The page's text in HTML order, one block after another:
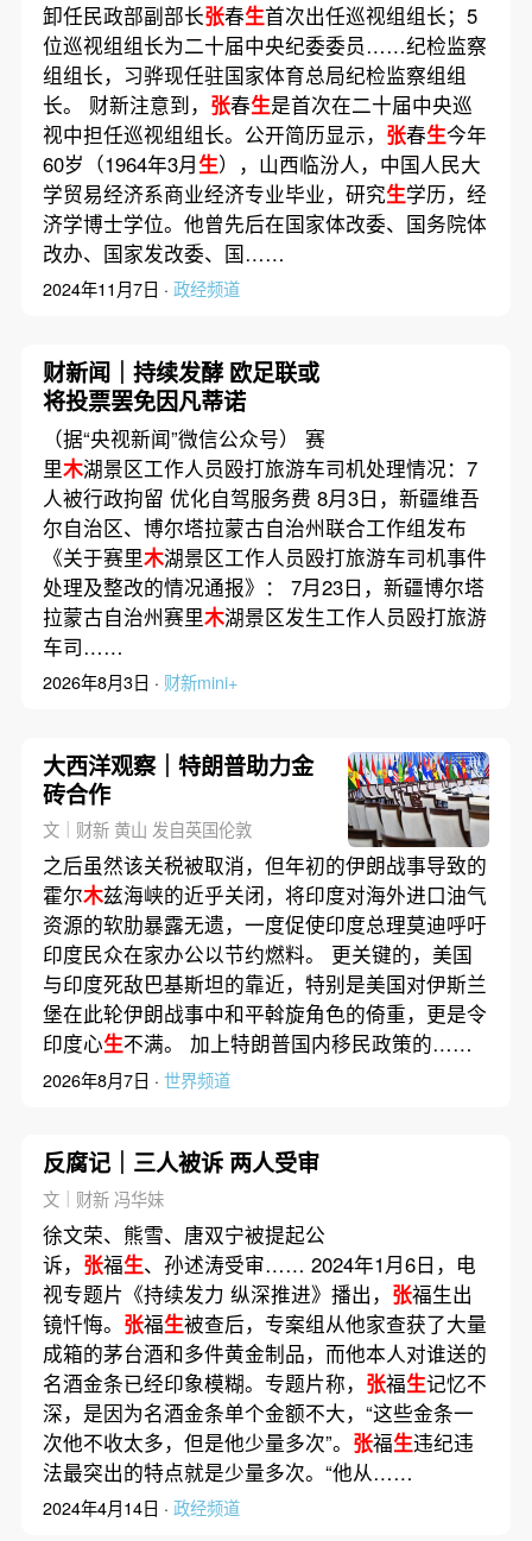
卸任民政部副部长张春生首次出任巡视组组长；5
位巡视组组长为二十届中央纪委委员……纪检监察
组组长，习骅现任驻国家体育总局纪检监察组组
长。 财新注意到， 张春生是首次在二十届中央巡
视中担任巡视组组长。公开简历显示， 张春生今年
60岁（1964年3月生），山西临汾人，中国人民大
学贸易经济系商业经济专业毕业，研究生学历，经
济学博士学位。他曾先后在国家体改委、国务院体
改办、国家发改委、国……
2024年11月7日 · 政经频道
财新闻｜持续发酵 欧足联或
将投票罢免因凡蒂诺
（据“央视新闻”微信公众号） 赛
里木湖景区工作人员殴打旅游车司机处理情况：7
人被行政拘留 优化自驾服务费 8月3日，新疆维吾
尔自治区、博尔塔拉蒙古自治州联合工作组发布
《关于赛里木湖景区工作人员殴打旅游车司机事件
处理及整改的情况通报》： 7月23日，新疆博尔塔
拉蒙古自治州赛里木湖景区发生工作人员殴打旅游
车司……
2026年8月3日 · 财新mini+
大西洋观察｜特朗普助力金
砖合作
文｜财新 黄山 发自英国伦敦
之后虽然该关税被取消，但年初的伊朗战事导致的
霍尔木兹海峡的近乎关闭，将印度对海外进口油气
资源的软肋暴露无遗，一度促使印度总理莫迪呼吁
印度民众在家办公以节约燃料。 更关键的，美国
与印度死敌巴基斯坦的靠近，特别是美国对伊斯兰
堡在此轮伊朗战事中和平斡旋角色的倚重，更是令
印度心生不满。 加上特朗普国内移民政策的……
2026年8月7日 · 世界频道
反腐记｜三人被诉 两人受审
文｜财新 冯华妹
徐文荣、熊雪、唐双宁被提起公
诉， 张福生、孙述涛受审…… 2024年1月6日，电
视专题片《持续发力 纵深推进》播出， 张福生出
镜忏悔。 张福生被查后，专案组从他家查获了大量
成箱的茅台酒和多件黄金制品，而他本人对谁送的
名酒金条已经印象模糊。专题片称， 张福生记忆不
深，是因为名酒金条单个金额不大，“这些金条一
次他不收太多，但是他少量多次”。 张福生违纪违
法最突出的特点就是少量多次。“他从……
2024年4月14日 · 政经频道